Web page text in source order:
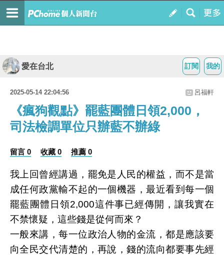
我的
訂閱
愛在台北
2025-05-14 22:04:56 呂福軒
《瘋狗觀點》罷藍團體日領2,000，
司法檢調單位只辦藍不辦綠
留言 0 收藏 0 推薦 0
我上回曾經講過，罷免是人民的權益，而不是當
成任何政黨輸不起的一個機器，最近看到每一個
罷藍團體日領2,000這件事已經傳開，讓我實在
不禁懷疑，這些錢是從何而來？
一般來講，每一位政治人物的金流，都是應該要
向全民交代清楚的，再說，錢的流向都要事先經